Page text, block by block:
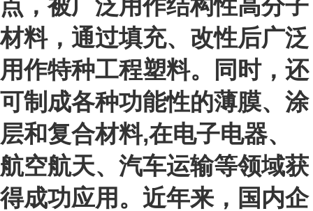
点，被广泛用作结构性高分子
材料，通过填充、改性后广泛
用作特种工程塑料。同时，还
可制成各种功能性的薄膜、涂
层和复合材料,在电子电器、
航空航天、汽车运输等领域获
得成功应用。近年来，国内企